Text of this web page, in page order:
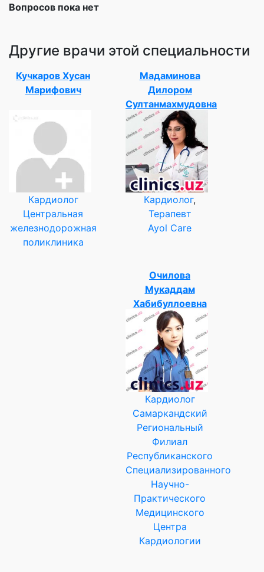
Вопросов пока нет
Другие врачи этой специальности
Кучкаров Хусан
Марифович
Кардиолог
Центральная
железнодорожная
поликлиника
Мадаминова
Дилором
Султанмахмудовна
Кардиолог,
Терапевт
Ayol Care
Очилова
Мукаддам
Хабибуллоевна
Кардиолог
Самаркандский
Региональный
Филиал
Республиканского
Специализированного
Научно-
Практического
Медицинского
Центра
Кардиологии